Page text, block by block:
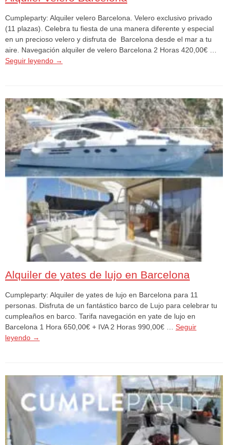
Cumpleparty: Alquiler velero Barcelona. Velero exclusivo privado
(11 plazas). Celebra tu fiesta de una manera diferente y especial
en un precioso velero y disfruta de Barcelona desde el mar a tu
aire. Navegación alquiler de velero Barcelona 2 Horas 420,00€ …
Seguir leyendo →
Alquiler de yates de lujo en Barcelona
Cumpleparty: Alquiler de yates de lujo en Barcelona para 11
personas. Disfruta de un fantástico barco de Lujo para celebrar tu
cumpleaños en barco. Tarifa navegación en yate de lujo en
Barcelona 1 Hora 650,00€ + IVA 2 Horas 990,00€ … Seguir
leyendo →